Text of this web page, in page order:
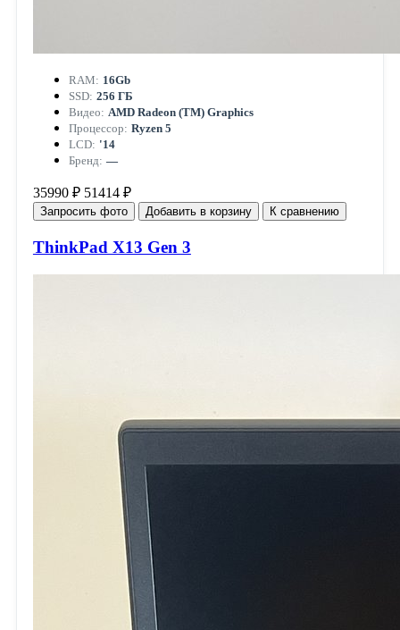
RAM: 16Gb
SSD: 256 ГБ
Видео: AMD Radeon (TM) Graphics
Процессор: Ryzen 5
LCD: '14
Бренд: —
35990 ₽ 51414 ₽
Запросить фото Добавить в корзину К сравнению
ThinkPad X13 Gen 3